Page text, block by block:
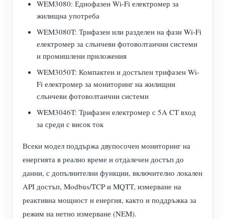
WEM3080: Еднофазен Wi-Fi електромер за
жилищна употреба
WEM3080T: Трифазен или разделен на фази Wi-Fi
електромер за слънчеви фотоволтаични системи
и промишлени приложения
WEM3050T: Компактен и достъпен трифазен Wi-
Fi електромер за мониторинг на жилищни
слънчеви фотоволтаични системи
WEM3046T: Трифазен електромер с 5A CT вход
за среди с висок ток
Всеки модел поддържа двупосочен мониторинг на
енергията в реално време и отдалечен достъп до
данни, с допълнителни функции, включително локален
API достъп, Modbus/TCP и MQTT, измерване на
реактивна мощност и енергия, както и поддръжка за
режим на нетно измерване (NEM).